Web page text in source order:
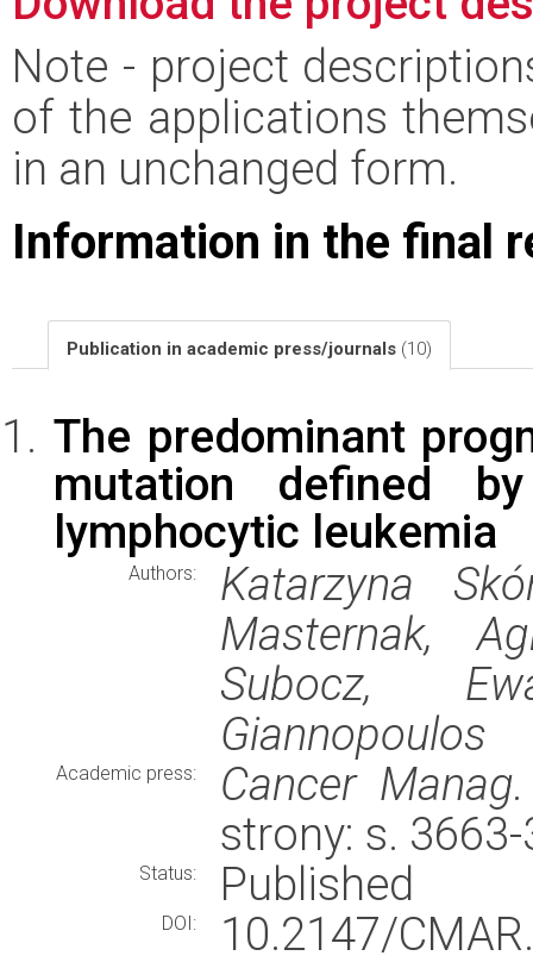
Note - project
of the applications
in an unchanged form.
Information in the final
Publication in academic press/journals (10)
The predominant
mutation defined
lymphocytic leukemia
Authors:
Katarzyna
Masternak,
Subocz,
Giannopoulos
Academic press:
Cancer
strony: s.
Status: Published
DOI:
10.2147/